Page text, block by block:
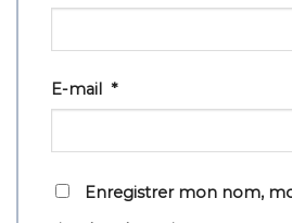
E-mail *
Enregistrer mon nom,